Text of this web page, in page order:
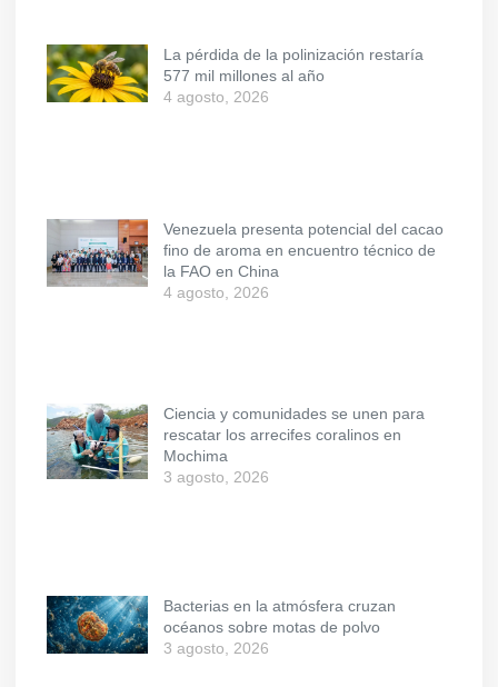
La pérdida de la polinización restaría
577 mil millones al año
4 agosto, 2026
Venezuela presenta potencial del cacao
fino de aroma en encuentro técnico de
la FAO en China
4 agosto, 2026
Ciencia y comunidades se unen para
rescatar los arrecifes coralinos en
Mochima
3 agosto, 2026
Bacterias en la atmósfera cruzan
océanos sobre motas de polvo
3 agosto, 2026